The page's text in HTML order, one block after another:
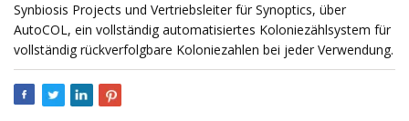
Synbiosis Projects und Vertriebsleiter für Synoptics, über
AutoCOL, ein vollständig automatisiertes Koloniezählsystem für
vollständig rückverfolgbare Koloniezahlen bei jeder Verwendung.